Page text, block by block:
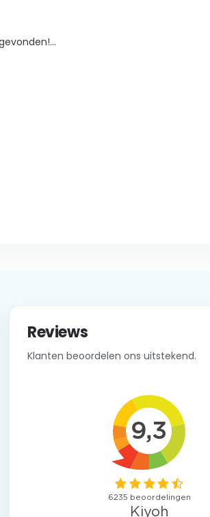
Reviews
Klanten beoordelen ons uitstekend.